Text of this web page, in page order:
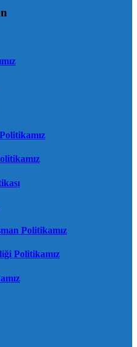
Politikamız
Politikamız